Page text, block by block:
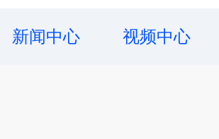
新闻中心 视频中心